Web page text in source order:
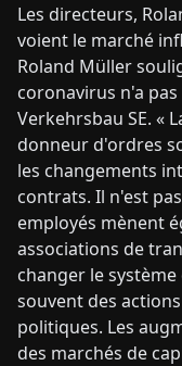
Les directeurs,
voient le marché
Roland Müller
coronavirus n'a
Verkehrsbau SE. «
donneur d'ordres
les changements
contrats. Il n'est
employés mènent
associations de
changer le
souvent des
politiques. Les
des marchés de